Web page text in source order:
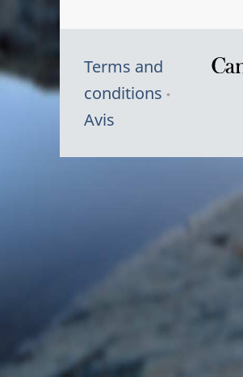
Terms and
conditions
Avis